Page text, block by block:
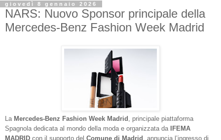
giovedì 8 gennaio 2026
NARS: Nuovo Sponsor principale della
Mercedes-Benz Fashion Week Madrid
LaMercedes-Benz Fashion Week Madrid , principale piattaforma
Spagnola dedicata al mondo della moda e organizzata da IFEMA
MADRID con il supporto del Comune di Madrid , annuncia l’ingresso di